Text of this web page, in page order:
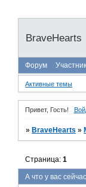
BraveHearts
Форум
Активные темы
Привет, Гость!
» BraveHearts »
А что у вас
Страница:1